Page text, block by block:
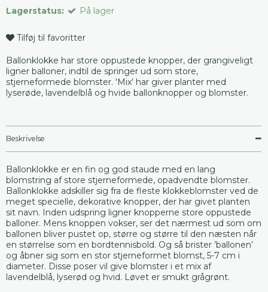
Lagerstatus: På lager
Tilføj til favoritter
Ballonklokke har store oppustede knopper, der grangiveligt
ligner balloner, indtil de springer ud som store,
stjerneformede blomster. 'Mix' har giver planter med
lyserøde, lavendelblå og hvide ballonknopper og blomster.
Beskrivelse
Ballonklokke er en fin og god staude med en lang
blomstring af store stjerneformede, opadvendte blomster.
Ballonklokke adskiller sig fra de fleste klokkeblomster ved de
meget specielle, dekorative knopper, der har givet planten
sit navn. Inden udspring ligner knopperne store oppustede
balloner. Mens knoppen vokser, ser det nærmest ud som om
ballonen bliver pustet op, større og større til den næsten når
en størrelse som en bordtennisbold. Og så brister ’ballonen’
og åbner sig som en stor stjerneformet blomst, 5-7 cm i
diameter. Disse poser vil give blomster i et mix af
lavendelblå, lyserød og hvid. Løvet er smukt grågrønt.